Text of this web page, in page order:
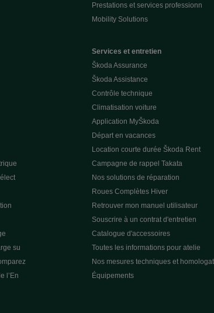
su
l’En
Prestations et services professionn
Mobility Solutions
Services et entretien
Škoda Assurance
Škoda Assistance
Contrôle technique
Climatisation voiture
Application MyŠkoda
Départ en vacances
Location courte durée Škoda Rent
Campagne de rappel Takata
Nos solutions de réparation
Roues Complètes Hiver
Retrouver mon manuel utilisateur
Souscrire à un contrat d'entretien
Catalogue d'accessoires
Toutes les informations pour atelie
Nos mesures techniques et homologat
Équipements